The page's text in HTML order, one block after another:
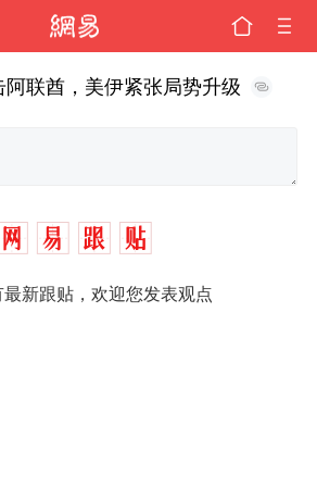
联酋，美伊紧张局势升级
最新跟贴，欢迎您发表观点